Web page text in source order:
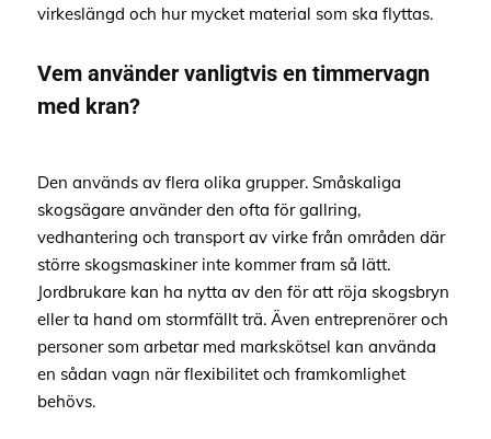
virkeslängd och hur mycket material som ska flyttas.
Vem använder vanligtvis en timmervagn
med kran?
Den används av flera olika grupper. Småskaliga
skogsägare använder den ofta för gallring,
vedhantering och transport av virke från områden där
större skogsmaskiner inte kommer fram så lätt.
Jordbrukare kan ha nytta av den för att röja skogsbryn
eller ta hand om stormfällt trä. Även entreprenörer och
personer som arbetar med markskötsel kan använda
en sådan vagn när flexibilitet och framkomlighet
behövs.